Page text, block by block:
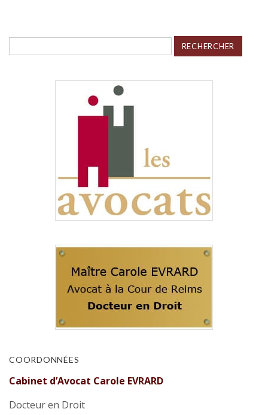
Rechercher :
COORDONNÉES
Cabinet d’Avocat Carole EVRARD
Docteur en Droit